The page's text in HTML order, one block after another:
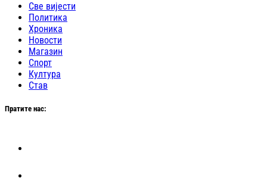
Све вијести
Политика
Хроника
Новости
Магазин
Спорт
Култура
Став
Пратите нас: